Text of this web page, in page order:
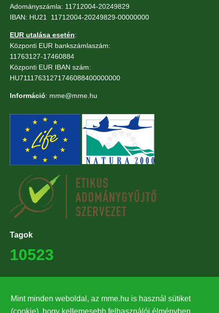
Adományszámla: 11712004-20249829
IBAN: HU21 11712004-20249829-00000000
EUR utalása esetén:
Központi EUR bankszámlaszám:
11763127-17460884
Központi EUR IBAN szám:
HU71117631271746088400000000
Információ: mme@mme.hu
Tagok
10523
27224
Mint minden weboldal, az mme.hu is használ sütiket
(cookie), hogy kellemesebb felhasználói élményben